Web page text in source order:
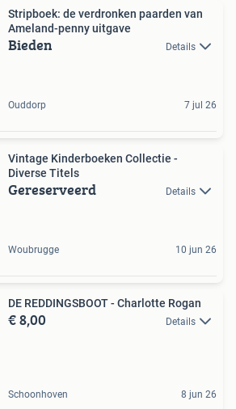
Stripboek: de verdronken paarden van
Ameland-penny uitgave
Bieden Details
Ouddorp 7 jul 26
Vintage Kinderboeken Collectie -
Diverse Titels
Gereserveerd Details
Woubrugge 10 jun 26
DE REDDINGSBOOT - Charlotte Rogan
€ 8,00 Details
Schoonhoven 8 jun 26